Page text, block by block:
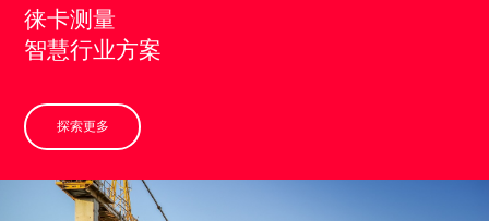
徕卡测量
智慧行业方案
探索更多